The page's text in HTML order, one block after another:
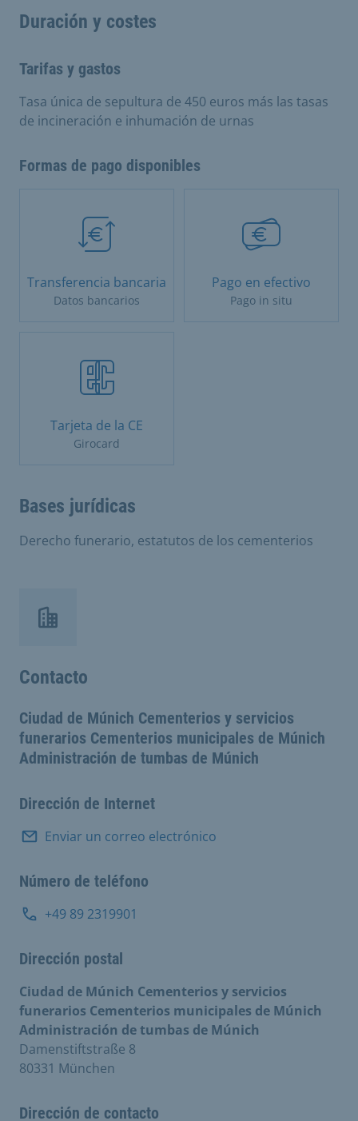
Duración y costes
Tarifas y gastos
Tasa única de sepultura de 450 euros más las tasas
de incineración e inhumación de urnas
Formas de pago disponibles
Transferencia bancaria
Datos bancarios
Pago en efectivo
Pago in situ
Tarjeta de la CE
Girocard
Bases jurídicas
Derecho funerario, estatutos de los cementerios
Contacto
Ciudad de Múnich Cementerios y servicios
funerarios Cementerios municipales de Múnich
Administración de tumbas de Múnich
Dirección de Internet
Enviar un correo electrónico
Número de teléfono
+49 89 2319901
Dirección postal
Ciudad de Múnich Cementerios y servicios
funerarios Cementerios municipales de Múnich
Administración de tumbas de Múnich
Damenstiftstraße 8
80331 München
Dirección de contacto